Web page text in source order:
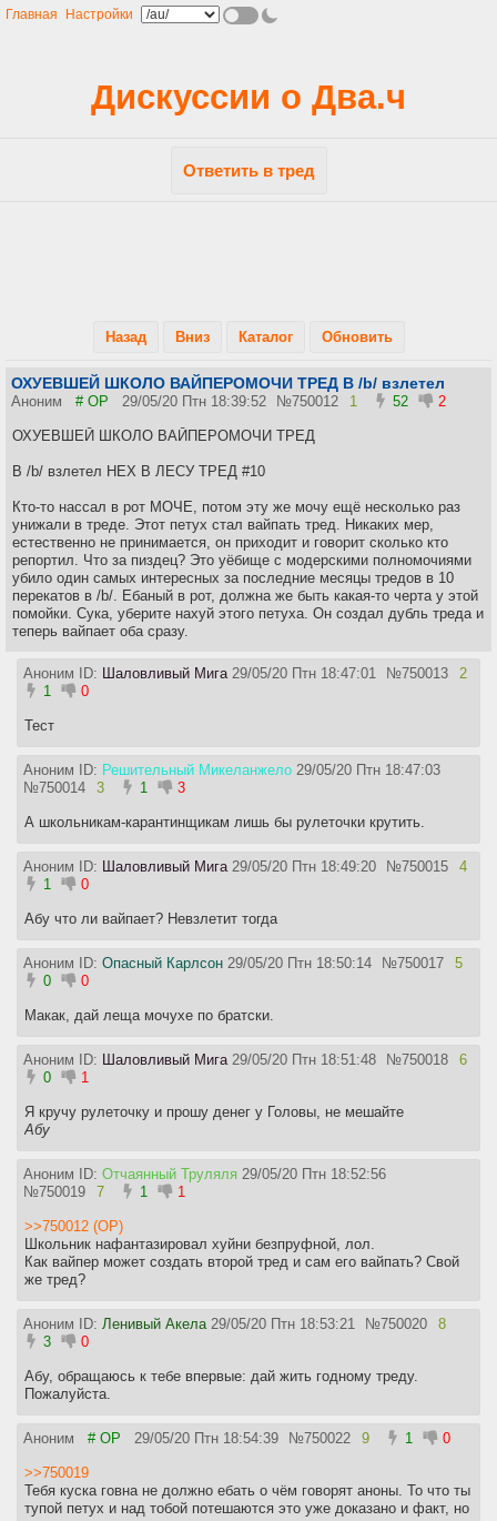
Главная Настройки
Дискуссии о Два.ч
Ответить в тред
Назад Вниз Каталог Обновить
ОХУЕВШЕЙ ШКОЛО ВАЙПЕРОМОЧИ ТРЕД В /b/ взлетел
Аноним # OP 29/05/20 Птн 18:39:52 №750012 1 52 2
ОХУЕВШЕЙ ШКОЛО ВАЙПЕРОМОЧИ ТРЕД
В /b/ взлетел НЕХ В ЛЕСУ ТРЕД #10
Кто-то нассал в рот МОЧЕ, потом эту же мочу ещё несколько раз
унижали в треде. Этот петух стал вайпать тред. Никаких мер,
естественно не принимается, он приходит и говорит сколько кто
репортил. Что за пиздец? Это уёбище с модерскими полномочиями
убило один самых интересных за последние месяцы тредов в 10
перекатов в /b/. Ебаный в рот, должна же быть какая-то черта у этой
помойки. Сука, уберите нахуй этого петуха. Он создал дубль треда и
теперь вайпает оба сразу.
Аноним ID: Шаловливый Мига 29/05/20 Птн 18:47:01 №750013
2
1
0
Тест
Аноним ID: Решительный Микеланжело 29/05/20 Птн 18:47:03
№750014 3 1 3
А школьникам-карантинщикам лишь бы рулеточки крутить.
Аноним ID: Шаловливый Мига 29/05/20 Птн 18:49:20 №750015
4
1
0
Абу что ли вайпает? Невзлетит тогда
Аноним ID: Опасный Карлсон 29/05/20 Птн 18:50:14 №750017
5
0
0
Макак, дай леща мочухе по братски.
Аноним ID: Шаловливый Мига 29/05/20 Птн 18:51:48 №750018
6
0
1
Я кручу рулеточку и прошу денег у Головы, не мешайте
Абу
Аноним ID: Отчаянный Труляля 29/05/20 Птн 18:52:56
№750019 7 1 1
>>750012 (OP)
Школьник нафантазировал хуйни безпруфной, лол.
Как вайпер может создать второй тред и сам его вайпать? Свой
же тред?
Аноним ID: Ленивый Акела 29/05/20 Птн 18:53:21 №750020
8
3
0
Абу, обращаюсь к тебе впервые: дай жить годному треду.
Пожалуйста.
Аноним # OP 29/05/20 Птн 18:54:39 №750022 9 1 0
>>750019
Тебя куска говна не должно ебать о чём говорят аноны. То что ты
тупой петух и над тобой потешаются это уже доказано и факт, но